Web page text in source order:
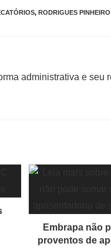
, RODRIGUES
administrativa e seu
Embrapa não
proventos de